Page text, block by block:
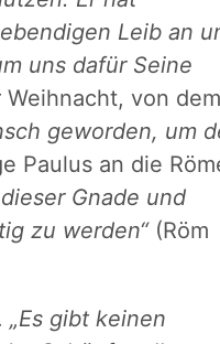
Leib an
uns dafür Seine
von dem
geworden, um
Paulus an die
Gnade und
zu werden“(Röm
„Es gibt keinen